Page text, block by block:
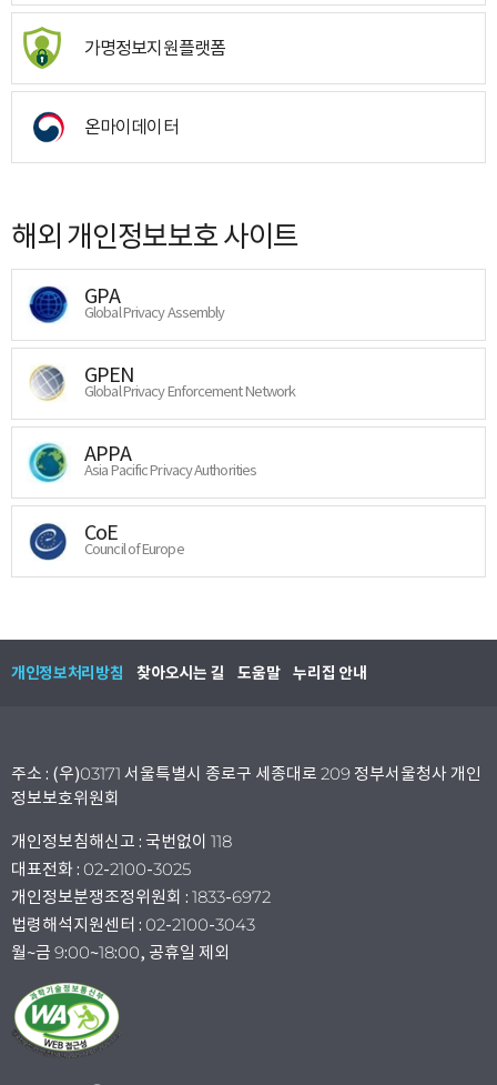
가명정보지원플랫폼
온마이데이터
해외 개인정보보호 사이트
GPA
Global Privacy Assembly
GPEN
Global Privacy Enforcement Network
APPA
Asia Pacific Privacy Authorities
CoE
Council of Europe
개인정보처리방침 찾아오시는 길 도움말 누리집 안내
주소 : (우)03171 서울특별시 종로구 세종대로 209 정부서울청사 개인
정보보호위원회
개인정보침해신고 : 국번없이 118
대표전화 : 02-2100-3025
개인정보분쟁조정위원회 : 1833-6972
법령해석지원센터 : 02-2100-3043
월~금 9:00~18:00, 공휴일 제외